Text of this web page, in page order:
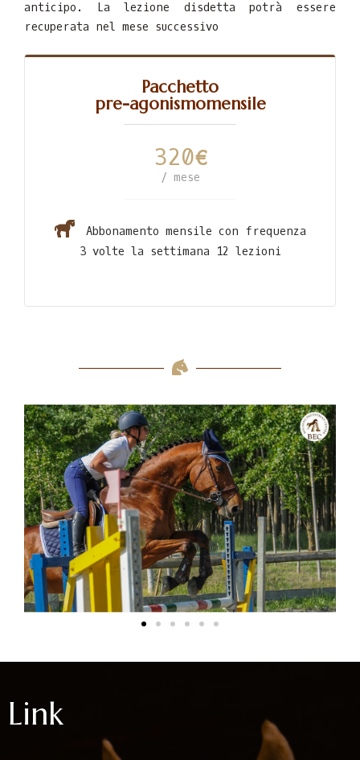
anticipo. La lezione disdetta potrà essere
recuperata nel mese successivo
Pacchetto
pre-agonismomensile
320€
/ mese
Abbonamento mensile con frequenza
3 volte la settimana 12 lezioni
Link